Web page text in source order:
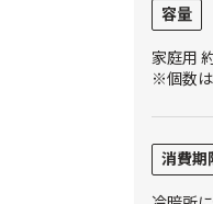
容量
家庭用
※個数は
消費期